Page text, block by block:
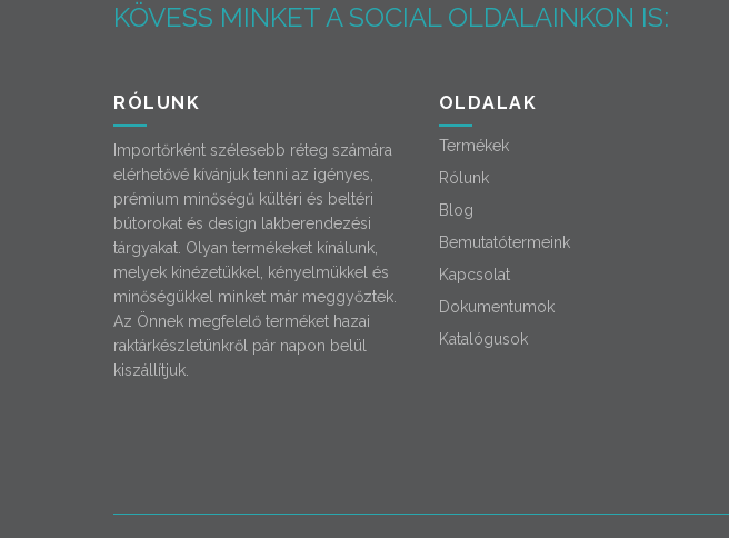
KÖVESS MINKET A SOCIAL OLDALAINKON IS:
RÓLUNK
Importőrként szélesebb réteg számára
elérhetővé kívánjuk tenni az igényes,
prémium minőségű kültéri és beltéri
bútorokat és design lakberendezési
tárgyakat. Olyan termékeket kínálunk,
melyek kinézetükkel, kényelmükkel és
minőségükkel minket már meggyőztek.
Az Önnek megfelelő terméket hazai
raktárkészletünkről pár napon belül
kiszállítjuk.
OLDALAK
Termékek
Rólunk
Blog
Bemutatótermeink
Kapcsolat
Dokumentumok
Katalógusok